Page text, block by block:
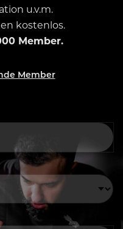
u.v.m.
kostenlos.
Member.
Member